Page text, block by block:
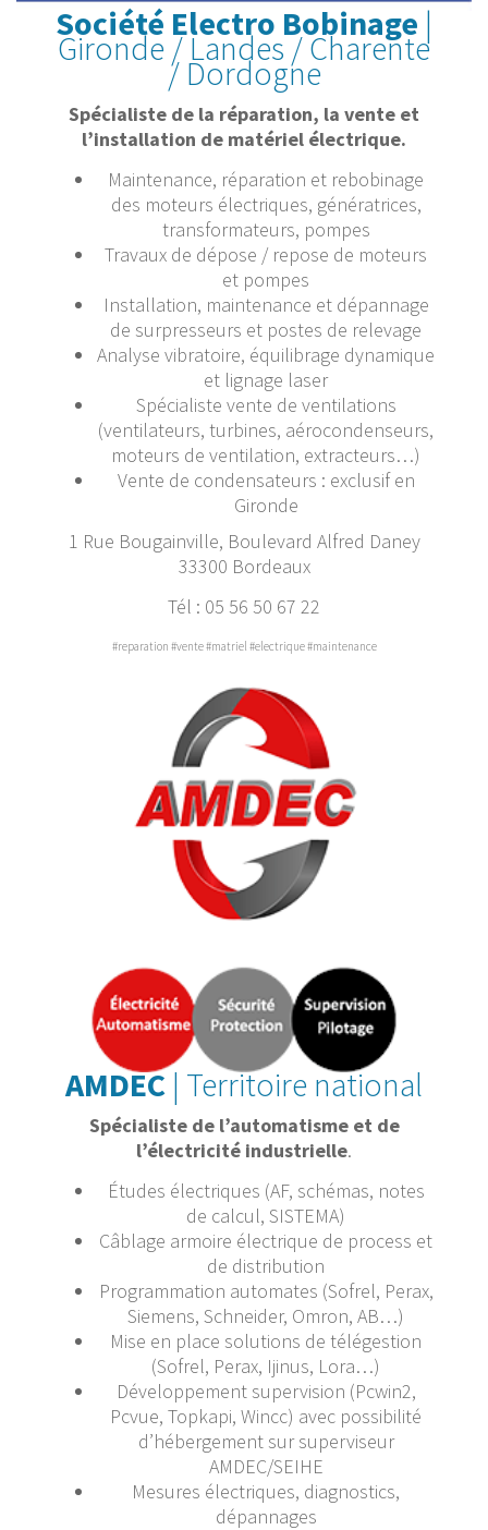
Société Electro Bobinage |
Gironde / Landes / Charente
/ Dordogne
Spécialiste de la réparation, la vente et
l’installation de matériel électrique.
Maintenance, réparation et rebobinage
des moteurs électriques, génératrices,
transformateurs, pompes
Travaux de dépose / repose de moteurs
et pompes
Installation, maintenance et dépannage
de surpresseurs et postes de relevage
Analyse vibratoire, équilibrage dynamique
et lignage laser
Spécialiste vente de ventilations
(ventilateurs, turbines, aérocondenseurs,
moteurs de ventilation, extracteurs…)
Vente de condensateurs : exclusif en
Gironde
1 Rue Bougainville, Boulevard Alfred Daney
33300 Bordeaux
Tél : 05 56 50 67 22
#reparation #vente #matriel #electrique #maintenance
AMDEC | Territoire national
Spécialiste de l’automatisme et de
l’électricité industrielle.
Études électriques (AF, schémas, notes
de calcul, SISTEMA)
Câblage armoire électrique de process et
de distribution
Programmation automates (Sofrel, Perax,
Siemens, Schneider, Omron, AB…)
Mise en place solutions de télégestion
(Sofrel, Perax, Ijinus, Lora…)
Développement supervision (Pcwin2,
Pcvue, Topkapi, Wincc) avec possibilité
d’hébergement sur superviseur
AMDEC/SEIHE
Mesures électriques, diagnostics,
dépannages